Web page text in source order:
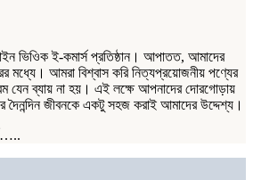
ভিওিক ই-কমার্স প্রতিষ্ঠান। আপাতত, আমাদের
মধ্যে। আমরা বিশ্বাস করি নিত্যপ্রয়োজনীয় পণ্যের
ব্যায় না হয়। এই লক্ষে আপনাদের দোরগোড়ায়
দৈনন্দিন জীবনকে একটু সহজ করাই আমাদের উদ্দেশ্য।